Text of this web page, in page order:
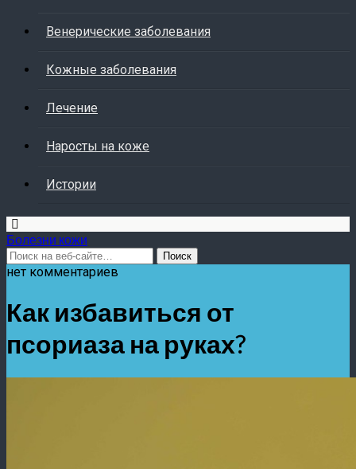
Венерические заболевания
Кожные заболевания
Лечение
Наросты на коже
Истории
Болезни кожи
нет комментариев
Как избавиться от
псориаза на руках?